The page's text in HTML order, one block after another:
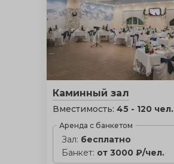
Каминный зал
Вместимость: 45 - 120 чел.
Аренда с банкетом
Зал: бесплатно
Банкет: от 3000 ₽/чел.